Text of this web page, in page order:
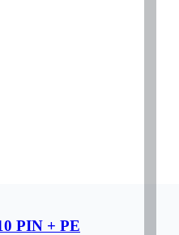
PIN + PE